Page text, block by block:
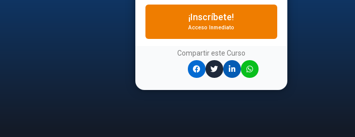
¡Inscríbete!
Acceso Inmediato
Compartir este Curso